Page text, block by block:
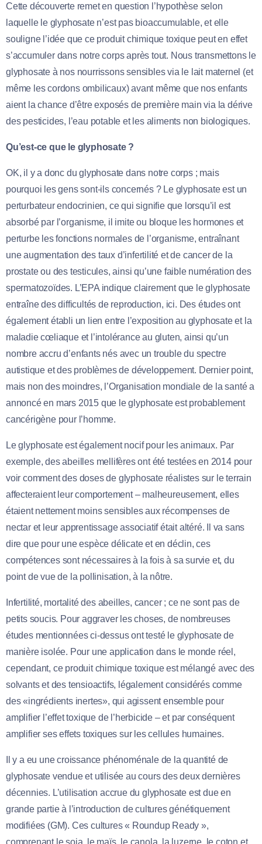
Cette découverte remet en question l’hypothèse selon
laquelle le glyphosate n’est pas bioaccumulable, et elle
souligne l’idée que ce produit chimique toxique peut en effet
s’accumuler dans notre corps après tout. Nous transmettons le
glyphosate à nos nourrissons sensibles via le lait maternel (et
même les cordons ombilicaux) avant même que nos enfants
aient la chance d’être exposés de première main via la dérive
des pesticides, l’eau potable et les aliments non biologiques.
Qu’est-ce que le glyphosate ?
OK, il y a donc du glyphosate dans notre corps ; mais
pourquoi les gens sont-ils concernés ? Le glyphosate est un
perturbateur endocrinien, ce qui signifie que lorsqu’il est
absorbé par l’organisme, il imite ou bloque les hormones et
perturbe les fonctions normales de l’organisme, entraînant
une augmentation des taux d’infertilité et de cancer de la
prostate ou des testicules, ainsi qu’une faible numération des
spermatozoïdes. L’EPA indique clairement que le glyphosate
entraîne des difficultés de reproduction, ici. Des études ont
également établi un lien entre l’exposition au glyphosate et la
maladie cœliaque et l’intolérance au gluten, ainsi qu’un
nombre accru d’enfants nés avec un trouble du spectre
autistique et des problèmes de développement. Dernier point,
mais non des moindres, l’Organisation mondiale de la santé a
annoncé en mars 2015 que le glyphosate est probablement
cancérigène pour l’homme.
Le glyphosate est également nocif pour les animaux. Par
exemple, des abeilles mellifères ont été testées en 2014 pour
voir comment des doses de glyphosate réalistes sur le terrain
affecteraient leur comportement – malheureusement, elles
étaient nettement moins sensibles aux récompenses de
nectar et leur apprentissage associatif était altéré. Il va sans
dire que pour une espèce délicate et en déclin, ces
compétences sont nécessaires à la fois à sa survie et, du
point de vue de la pollinisation, à la nôtre.
Infertilité, mortalité des abeilles, cancer ; ce ne sont pas de
petits soucis. Pour aggraver les choses, de nombreuses
études mentionnées ci-dessus ont testé le glyphosate de
manière isolée. Pour une application dans le monde réel,
cependant, ce produit chimique toxique est mélangé avec des
solvants et des tensioactifs, légalement considérés comme
des «ingrédients inertes», qui agissent ensemble pour
amplifier l’effet toxique de l’herbicide – et par conséquent
amplifier ses effets toxiques sur les cellules humaines.
Il y a eu une croissance phénoménale de la quantité de
glyphosate vendue et utilisée au cours des deux dernières
décennies. L’utilisation accrue du glyphosate est due en
grande partie à l’introduction de cultures génétiquement
modifiées (GM). Ces cultures « Roundup Ready »,
comprenant le soja, le maïs, le canola, la luzerne, le coton et